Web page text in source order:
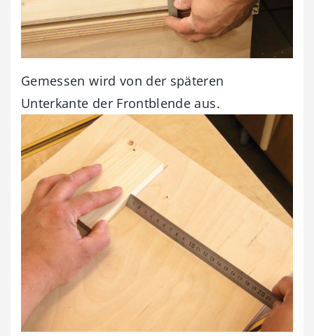
Gemessen wird von der späteren
Unterkante der Frontblende aus.